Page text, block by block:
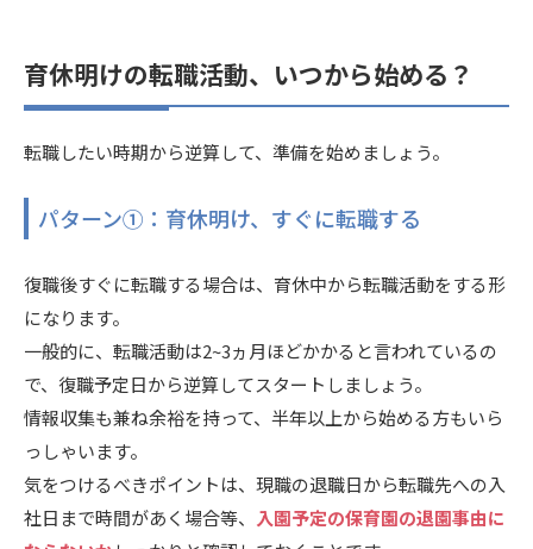
育休明けの転職活動、いつから始める？
転職したい時期から逆算して、準備を始めましょう。
パターン①：育休明け、すぐに転職する
復職後すぐに転職する場合は、育休中から転職活動をする形
になります。
一般的に、転職活動は2~3ヵ月ほどかかると言われているの
で、復職予定日から逆算してスタートしましょう。
情報収集も兼ね余裕を持って、半年以上から始める方もいら
っしゃいます。
気をつけるべきポイントは、 現職の退職日から転職先への入
社日まで時間があく場合等、 入園予定の保育園の退園事由に